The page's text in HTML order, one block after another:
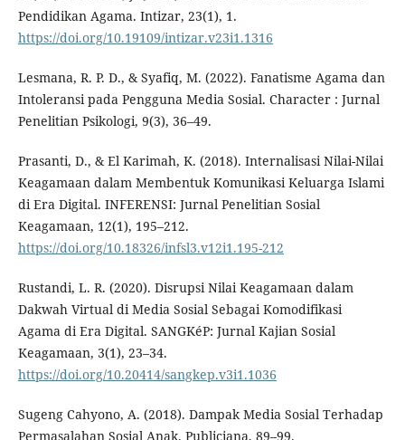
Pendidikan Agama. Intizar, 23(1), 1.
https://doi.org/10.19109/intizar.v23i1.1316
Lesmana, R. P. D., & Syafiq, M. (2022). Fanatisme Agama dan
Intoleransi pada Pengguna Media Sosial. Character : Jurnal
Penelitian Psikologi, 9(3), 36–49.
Prasanti, D., & El Karimah, K. (2018). Internalisasi Nilai-Nilai
Keagamaan dalam Membentuk Komunikasi Keluarga Islami
di Era Digital. INFERENSI: Jurnal Penelitian Sosial
Keagamaan, 12(1), 195–212.
https://doi.org/10.18326/infsl3.v12i1.195-212
Rustandi, L. R. (2020). Disrupsi Nilai Keagamaan dalam
Dakwah Virtual di Media Sosial Sebagai Komodifikasi
Agama di Era Digital. SANGKéP: Jurnal Kajian Sosial
Keagamaan, 3(1), 23–34.
https://doi.org/10.20414/sangkep.v3i1.1036
Sugeng Cahyono, A. (2018). Dampak Media Sosial Terhadap
Permasalahan Sosial Anak. Publiciana, 89–99.